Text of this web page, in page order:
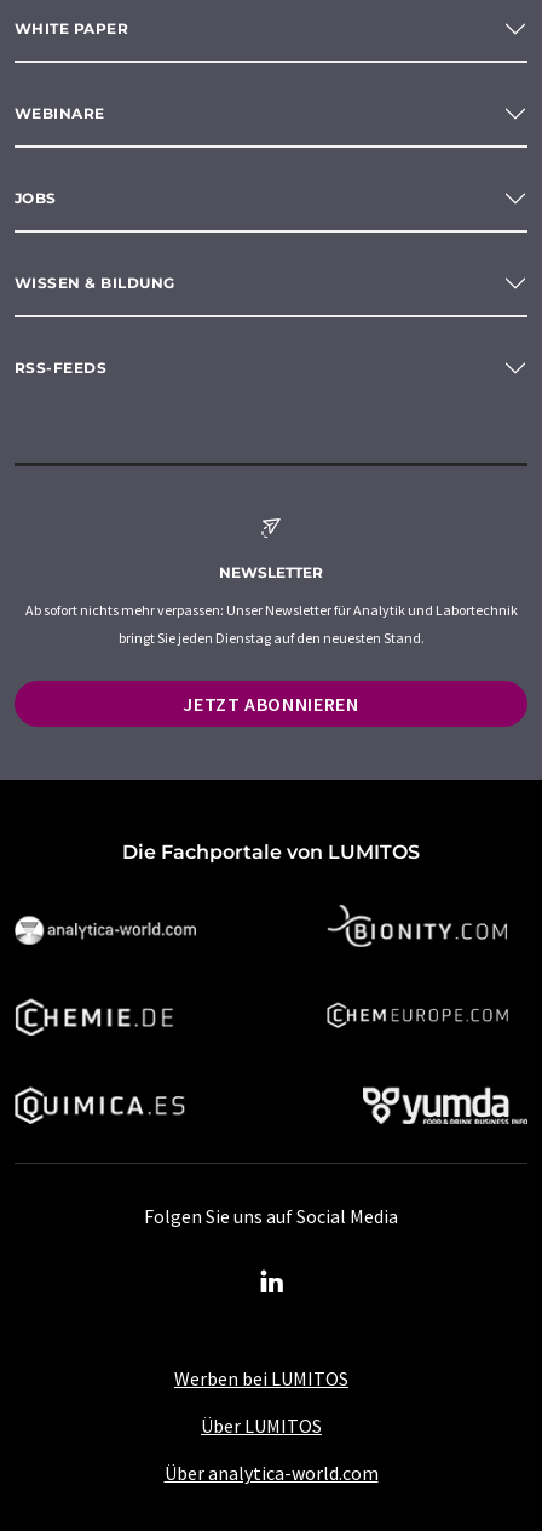
WHITE PAPER
WEBINARE
JOBS
WISSEN & BILDUNG
RSS-FEEDS
NEWSLETTER
Ab sofort nichts mehr verpassen: Unser Newsletter für Analytik und Labortechnik
bringt Sie jeden Dienstag auf den neuesten Stand.
JETZT ABONNIEREN
Die Fachportale von LUMITOS
Werben bei LUMITOS
Über LUMITOS
Über analytica-world.com
Folgen Sie uns auf Social Media